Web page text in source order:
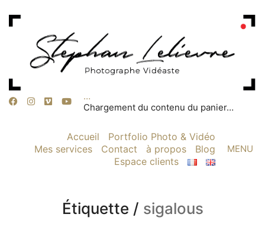
…
Chargement du contenu du panier…
Accueil
Portfolio Photo & Vidéo
Mes services
Contact à propos
Blog
Espace clients
MENU
Étiquette / sigalous